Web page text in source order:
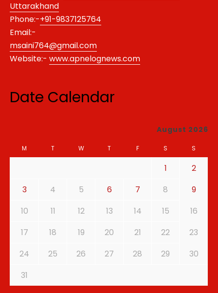
Uttarakhand
Phone:-+91-9837125764
Email:-
msaini764@gmail.com
Website:- www.apnelognews.com
Date Calendar
August 2026
M T W T F S S
1
2
3
4 5 6 7 8
9
10
11 12 13 14 15
16
17
18 19 20 21 22
23
24
25 26 27 28 29
30
31